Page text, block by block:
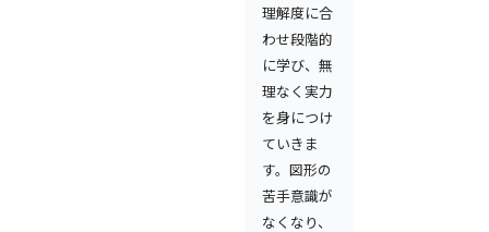
理解度に合
わせ段階的
に学び、無
理なく実力
を身につけ
ていきま
す。図形の
苦手意識が
なくなり、